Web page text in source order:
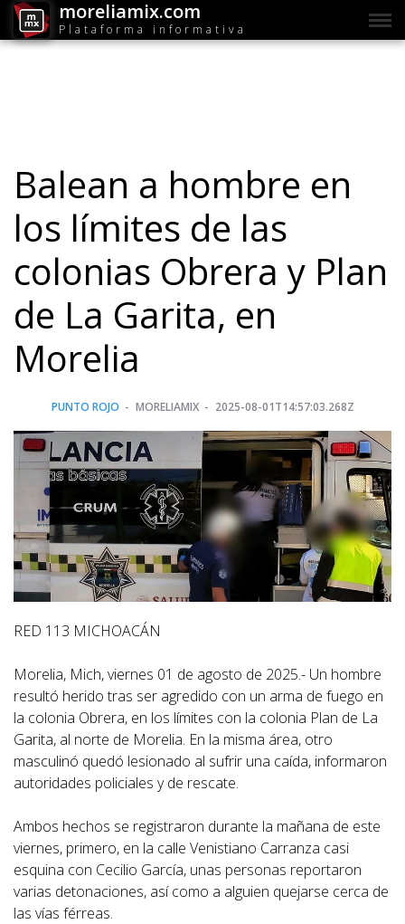
moreliamix.com
Plataforma informativa
Balean a hombre en
los límites de las
colonias Obrera y Plan
de La Garita, en
Morelia
PUNTO ROJO MORELIAMIX 2025-08-01T14:57:03.268Z
RED 113 MICHOACÁN
Morelia, Mich, viernes 01 de agosto de 2025.- Un hombre
resultó herido tras ser agredido con un arma de fuego en
la colonia Obrera, en los límites con la colonia Plan de La
Garita, al norte de Morelia. En la misma área, otro
masculinó quedó lesionado al sufrir una caída, informaron
autoridades policiales y de rescate.
Ambos hechos se registraron durante la mañana de este
viernes, primero, en la calle Venistiano Carranza casi
esquina con Cecilio García, unas personas reportaron
varias detonaciones, así como a alguien quejarse cerca de
las vías férreas.